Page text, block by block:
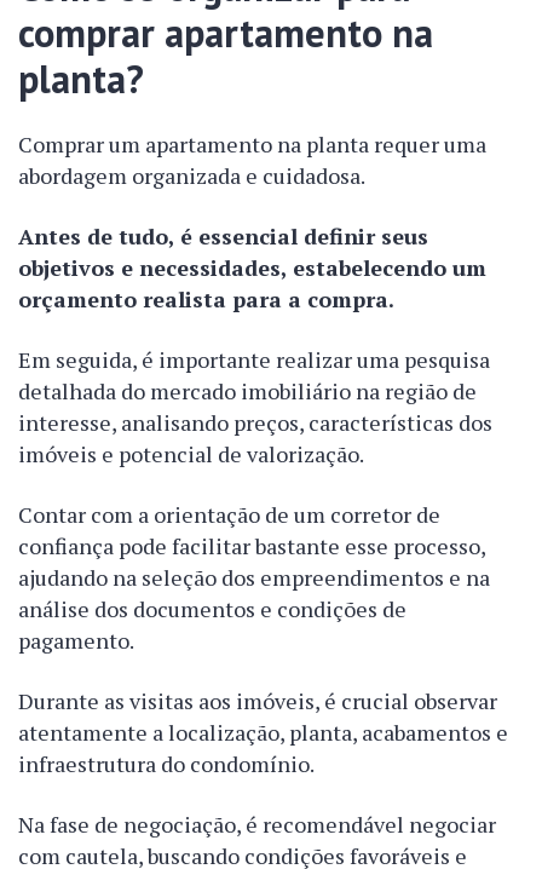
comprar apartamento na
planta?
Comprar um apartamento na planta requer uma
abordagem organizada e cuidadosa.
Antes de tudo, é essencial definir seus
objetivos e necessidades, estabelecendo um
orçamento realista para a compra.
Em seguida, é importante realizar uma pesquisa
detalhada do mercado imobiliário na região de
interesse, analisando preços, características dos
imóveis e potencial de valorização.
Contar com a orientação de um corretor de
confiança pode facilitar bastante esse processo,
ajudando na seleção dos empreendimentos e na
análise dos documentos e condições de
pagamento.
Durante as visitas aos imóveis, é crucial observar
atentamente a localização, planta, acabamentos e
infraestrutura do condomínio.
Na fase de negociação, é recomendável negociar
com cautela, buscando condições favoráveis e